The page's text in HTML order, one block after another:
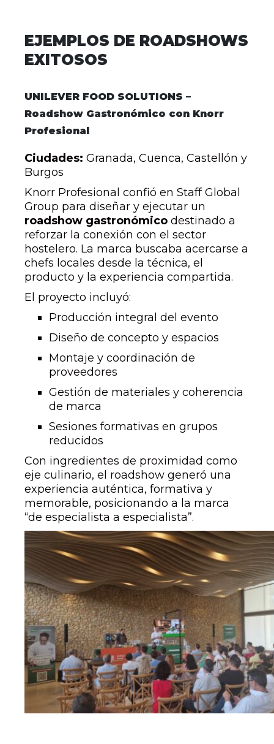
EJEMPLOS DE ROADSHOWS
EXITOSOS
UNILEVER FOOD SOLUTIONS –
Roadshow Gastronómico con Knorr
Profesional
Ciudades: Granada, Cuenca, Castellón y
Burgos
Knorr Profesional confió en Staff Global
Group para diseñar y ejecutar un
roadshow gastronómico destinado a
reforzar la conexión con el sector
hostelero. La marca buscaba acercarse a
chefs locales desde la técnica, el
producto y la experiencia compartida.
El proyecto incluyó:
Producción integral del evento
Diseño de concepto y espacios
Montaje y coordinación de
proveedores
Gestión de materiales y coherencia
de marca
Sesiones formativas en grupos
reducidos
Con ingredientes de proximidad como
eje culinario, el roadshow generó una
experiencia auténtica, formativa y
memorable, posicionando a la marca
“de especialista a especialista”.